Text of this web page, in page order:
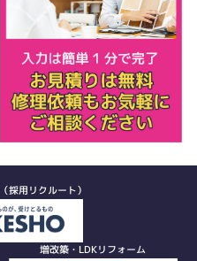
採用リクルート）
増改築・LDKリフォーム